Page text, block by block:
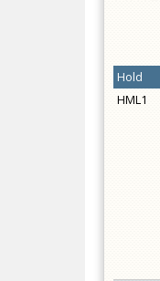
Hold
HML1